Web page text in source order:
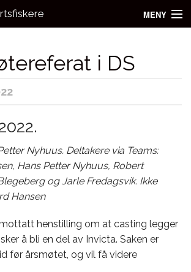
MENY
i DS
Nyhuus. Deltakere via Teams:
Hans Petter Nyhuus, Robert
og Jarle Fredagsvik. Ikke
Hansen
mottatt henstilling om at casting legger
å bli en del av Invicta. Saken er
før årsmøtet, og vil få videre